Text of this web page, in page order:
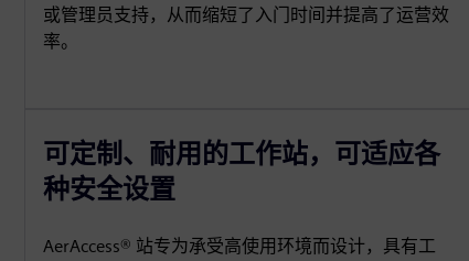
或管理员支持，从而缩短了入门时间并提高了运营效
率。
可定制、耐用的工作站，可适应各
种安全设置
AerAccess® 站专为承受高使用环境而设计，具有工